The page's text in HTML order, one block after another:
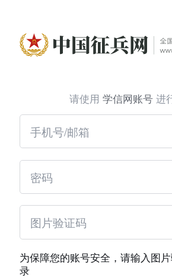
请使用 学信网账号 进
为保障您的账号安全，请输入图
录